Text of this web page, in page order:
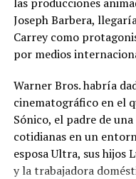
UP NEXT
Cruz Roja Salvadoreña
voluntarios
El grafiti urbano
España
Joseph Barbera,
Carrey como
por medios
Warner Bros. habría
cinematográfico en el
Sónico, el padre de
cotidianas en un
esposa Ultra, sus hijos
y la trabajadora